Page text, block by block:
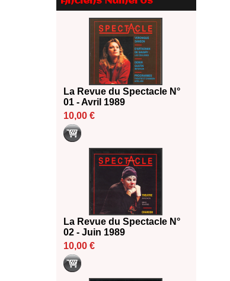
Le palmarès des prix SACD
Les 10 lauréats du Fonds
Grandes Formes Théâtre 2026
Nomination de Nathalie
Garraud et Olivier Saccomano à
la direction du Théâtre de
Gennevilliers - CDN
13/06/2026
Dispositif SACD Auteurs
d'espaces : les lauréats 2026
La Revue du Spectacle N°
01 - Avril 1989
10,00 €
La Revue du Spectacle N°
02 - Juin 1989
10,00 €